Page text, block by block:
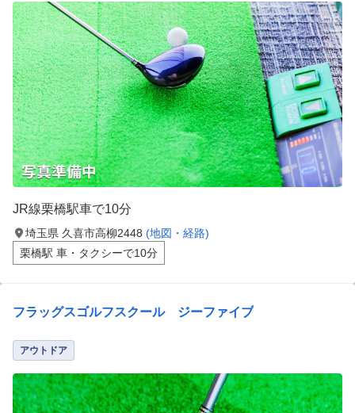
JR線栗橋駅車で10分
埼玉県 久喜市高柳2448 (地図・経路)
栗橋駅 車・タクシーで10分
フラッグスゴルフスクール ジーファイブ
アウトドア